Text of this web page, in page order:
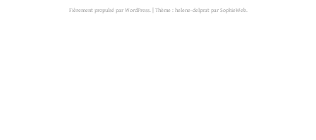
Fièrement propulsé par WordPress. Thème : helene-delprat par SophieWeb.